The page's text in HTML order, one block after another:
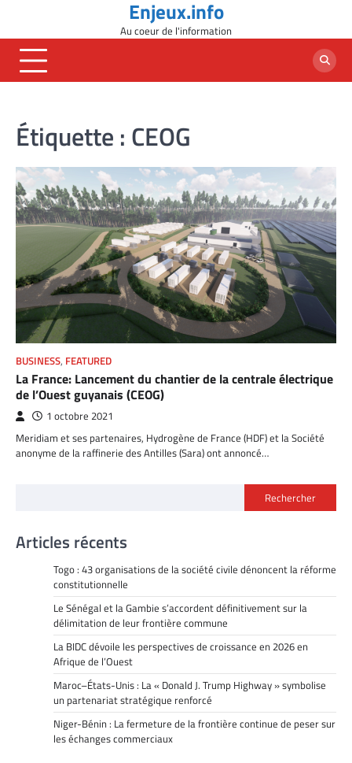
content
Enjeux.info
Au coeur de l'information
Étiquette : CEOG
BUSINESS, FEATURED
La France: Lancement du chantier de la centrale électrique
de l’Ouest guyanais (CEOG)
1 octobre 2021
Meridiam et ses partenaires, Hydrogène de France (HDF) et la Société
anonyme de la raffinerie des Antilles (Sara) ont annoncé…
Rechercher
Articles récents
Togo : 43 organisations de la société civile dénoncent la réforme
constitutionnelle
Le Sénégal et la Gambie s’accordent définitivement sur la
délimitation de leur frontière commune
La BIDC dévoile les perspectives de croissance en 2026 en
Afrique de l’Ouest
Maroc–États-Unis : La « Donald J. Trump Highway » symbolise
un partenariat stratégique renforcé
Niger-Bénin : La fermeture de la frontière continue de peser sur
les échanges commerciaux